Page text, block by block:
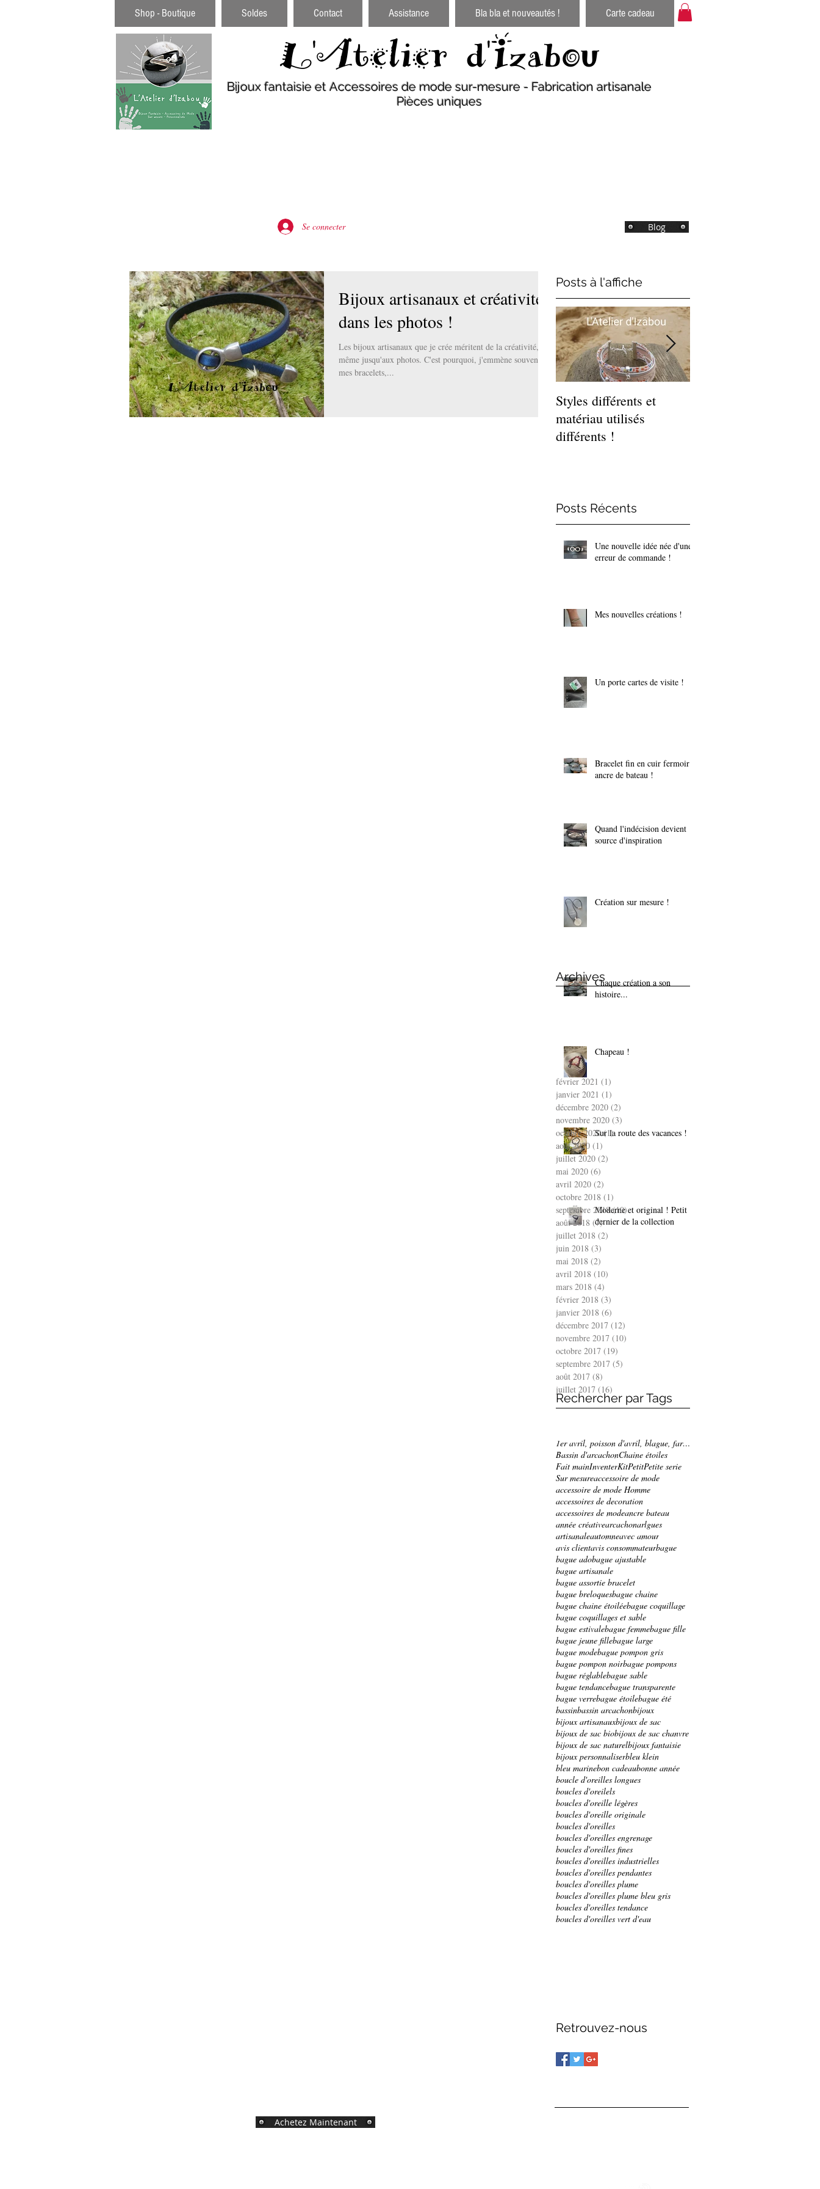
Shop - Boutique Soldes Contact Assistance Bla bla et nouveautés ! Carte cadeau
L'Atelier d'Izabou
Bijoux fantaisie et Accessoires de mode sur-mesure - Fabrication artisanale
Pièces uniques
Se connecter Blog
Bijoux artisanaux et créativité
dans les photos !
Les bijoux artisanaux que je crée méritent de la créativité,
même jusqu'aux photos. C'est pourquoi, j'emmène souvent
mes bracelets,...
Achetez Maintenant
Posts à l'affiche
Styles différents et
matériau utilisés
différents !
Posts Récents
Une nouvelle idée née d'une
erreur de commande !
Mes nouvelles créations !
Un porte cartes de visite !
Bracelet fin en cuir fermoir
ancre de bateau !
Quand l'indécision devient
source d'inspiration
Création sur mesure !
Chaque création a son
histoire...
Chapeau !
Sur la route des vacances !
Moderne et original ! Petit
dernier de la collection
Rechercher par Tags
Archives
février 2021 (1)
janvier 2021 (1)
décembre 2020 (2)
novembre 2020 (3)
octobre 2020 (1)1 post
août 2020 (1)
juillet 2020 (2)
mai 2020 (6)
avril 2020 (2)
octobre 2018 (1)
septembre 2018 (10)10 posts
août 2018 (7)7 posts
juillet 2018 (2)
juin 2018 (3)
mai 2018 (2)
avril 2018 (10)
mars 2018 (4)
février 2018 (3)
janvier 2018 (6)
décembre 2017 (12)
novembre 2017 (10)
octobre 2017 (19)
septembre 2017 (5)
août 2017 (8)
juillet 2017 (16)
1er avril, poisson d'avril, blague, farce, bracele
Bassin d'arcachonChaine étoiles
Fait mainInventerKitPetitPetite serie
Sur mesureaccessoire de mode
accessoire de mode Homme
accessoires de decoration
accessoires de modeancre bateau
année créativearcachonarlgues
artisanaleautomneavec amour
avis clientavis consommateurbague
bague adobague ajustable
bague artisanale
bague assortie bracelet
bague breloquesbague chaine
bague chaine étoiléebague coquillage
bague coquillages et sable
bague estivalebague femmebague fille
bague jeune fillebague large
bague modebague pompon gris
bague pompon noirbague pompons
bague réglablebague sable
bague tendancebague transparente
bague verrebague étoilebague été
bassinbassin arcachonbijoux
bijoux artisanauxbijoux de sac
bijoux de sac biobijoux de sac chanvre
bijoux de sac naturelbijoux fantaisie
bijoux personnaliserbleu klein
bleu marinebon cadeaubonne année
boucle d'oreilles longues
boucles d'oreilels
boucles d'oreille légères
boucles d'oreille originale
boucles d'oreilles
boucles d'oreilles engrenage
boucles d'oreilles fines
boucles d'oreilles industrielles
boucles d'oreilles pendantes
boucles d'oreilles plume
boucles d'oreilles plume bleu gris
boucles d'oreilles tendance
boucles d'oreilles vert d'eau
Retrouvez-nous